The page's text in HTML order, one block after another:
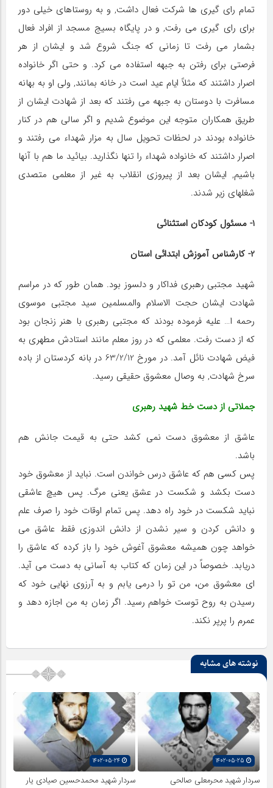
تمام رای گیری ها شرکت فعال داشت, و به روستاهای خیلی دور
برای رای گیری می رفت, و در پایگاه بسیج مسجد از افراد فعال
بشمار می رفت تا زمانی که جنگ شروع شد و ایشان از هر
فرصتی برای رفتن به جبهه استفاده می کرد. و حتی اگر خانواده
اصرار داشتند که مثلاً ایام عید است در خانه بمانند, ولی او به بهانه
مسافرت با دوستان به جبهه می رفتند که بعد از شهادت ایشان از
طریق همکاران متوجه این موضوع شدیم و اگر سالی هم در کنار
خانواده بودند در لحظات تحویل سال به مزار شهداء می رفتند و
اصرار داشتند که خانواده شهداء را تنها نگذارید. بیائید ما هم با آنها
باشیم, ایشان بعد از پیروزی انقلاب به غیر از معلمی متصدی
شغلهای زیر شدند.
1- مسئول کودکان استثنائی
2- کارشناس آموزش ابتدائی استان
شهید مجتبی رهبری فداکار و دلسوز بود. همان طور که در مراسم
شهادت ایشان حجت الاسلام والمسلمین سید مجتبی موسوی
رحمه ا… علیه فرموده بودند که مجتبی رهبری با هنر زنجان بود
که از دست رفت. معلمی که در روز معلم مانند استادش مطهری به
فیض شهادت نائل آمد. در مورخ 63/2/12 در بانه کردستان از باده
سرخ شهادت, به وصال معشوق حقیقی رسید.
جملاتی از دست خط شهید رهبری
عاشق از معشوق دست نمی کشد حتی به قیمت جانش هم
باشد.
پس کسی هم که عاشق درس خواندن است. نباید از معشوق خود
دست بکشد و شکست در عشق یعنی مرگ. پس هیچ عاشقی
نباید شکست در خود راه دهد. پس تمام اوقات خود را صرف علم
و دانش کردن و سیر نشدن از دانش اندوزی فقط عاشق می
خواهد چون همیشه معشوق آغوش خود را باز کرده که عاشق را
دریابد. خصوصاً در این زمان که کتاب به آسانی به دست می آید.
ای معشوق من، من تو را درمی یابم و به آرزوی نهایی خود که
رسیدن به روح توست خواهم رسید. اگر زمان به من اجازه دهد و
عمرم را پرپر نکند.
نوشته های مشابه
سردار شهید محرمعلی صالحی سردار شهید محمدحسین صیادی یار